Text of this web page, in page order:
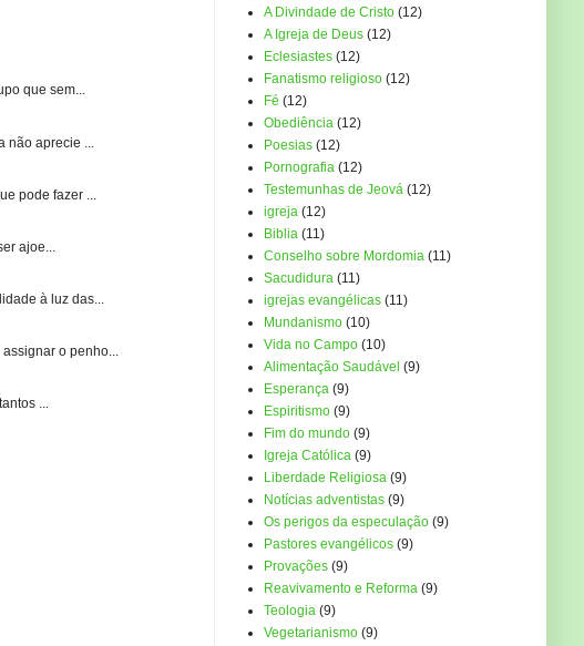
que sem...
aprecie ...
pode fazer ...
ajoe...
à luz das...
o penho...
...
A Divindade de Cristo (12)
A Igreja de Deus (12)
Eclesiastes (12)
Fanatismo religioso (12)
Fé (12)
Obediência (12)
Poesias (12)
Pornografia (12)
Testemunhas de Jeová (12)
igreja (12)
Biblia (11)
Conselho sobre Mordomia (11)
Sacudidura (11)
igrejas evangélicas (11)
Mundanismo (10)
Vida no Campo (10)
Alimentação Saudável (9)
Esperança (9)
Espiritismo (9)
Fim do mundo (9)
Igreja Católica (9)
Liberdade Religiosa (9)
Notícias adventistas (9)
Os perigos da especulação (9)
Pastores evangélicos (9)
Provações (9)
Reavivamento e Reforma (9)
Teologia (9)
Vegetarianismo (9)